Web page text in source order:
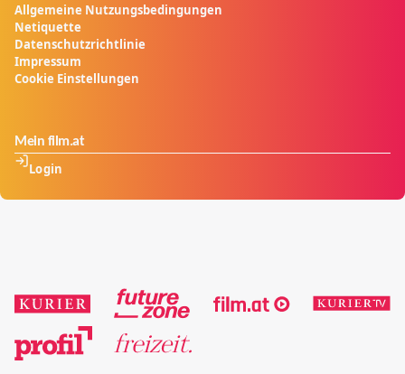
Allgemeine Nutzungsbedingungen
Netiquette
Datenschutzrichtlinie
Impressum
Cookie Einstellungen
Mein film.at
Login